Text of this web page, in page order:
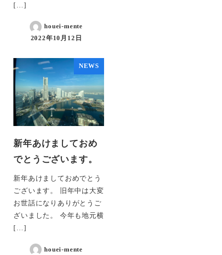
[…]
houei-mente
2022年10月12日
NEWS
新年あけましておめ
でとうございます。
新年あけましておめでとう
ございます。 旧年中は大変
お世話になりありがとうご
ざいました。 今年も地元横
[…]
houei-mente